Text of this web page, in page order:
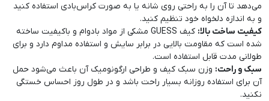
می‌دهد تا آن را به راحتی روی شانه یا به صورت کراس‌بادی استفاده کنید
و به اندازه دلخواه خود تنظیم کنید.
کیفیت ساخت بالا:
کیف GUESS مشکی از مواد بادوام و باکیفیت ساخته
شده است که مقاومت بالایی در برابر سایش و استفاده مداوم دارد و برای
طولانی مدت قابل استفاده است.
سبک و راحت: وزن سبک کیف و طراحی ارگونومیک آن باعث می‌شود حمل
آن برای استفاده روزانه بسیار راحت باشد و در طول روز احساس خستگی
نکنید.